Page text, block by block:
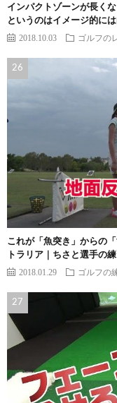
インパクトゾーンが長く
というのはイメージ的に
2018.10.03 ゴルフの
これが「魚突き」からの
トラリア｜ちさと選手の
2018.01.29 ゴルフの